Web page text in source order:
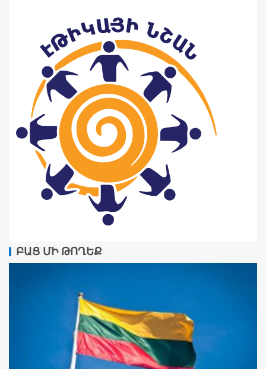
ԲԱՑ ՄԻ ԹՈՂԵՔ